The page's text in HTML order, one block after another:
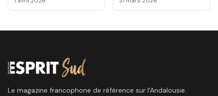
programme !
Le magazine francophone de référence sur l'Andalousie.